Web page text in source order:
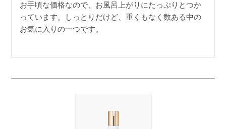
お手頃な価格なので、お風呂上がりにたっぷりとつか
っています。しっとりだけど、重くもなく数ある中の
お気に入りの一つです。